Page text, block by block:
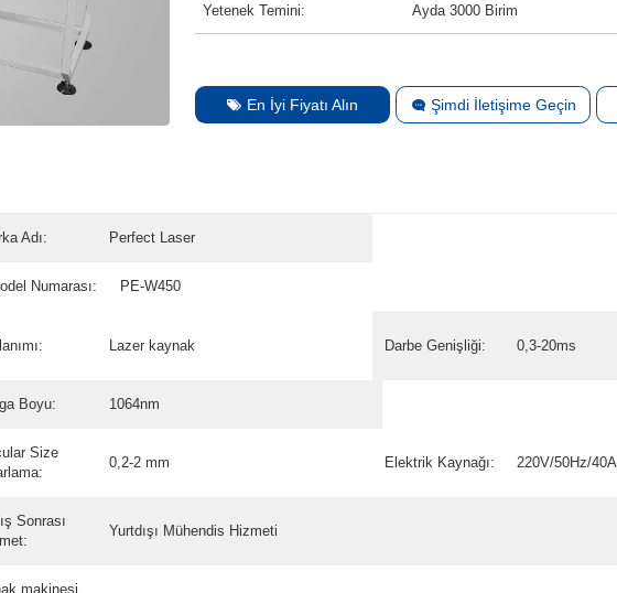
Yetenek Temini: Ayda 3000 Birim
En İyi Fiyatı Alın Şimdi İletişime Geçin
Adı: Perfect Laser
Numarası: PE-W450
Lazer kaynak Darbe Genişliği: 0,3-20ms
Boyu: 1064nm
Size
0,2-2 mm Elektrik Kaynağı: 220V/50Hz/40A
Sonrası
Yurtdışı Mühendis Hizmeti
makinesi